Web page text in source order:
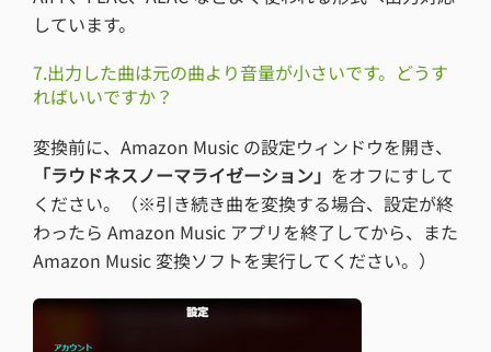
しています。
7.出力した曲は元の曲より音量が小さいです。どうす
ればいいですか？
変換前に、Amazon Music の設定ウィンドウを開き、
「ラウドネスノーマライゼーション」 をオフにすして
ください。（※引き続き曲を変換する場合、設定が終
わったら Amazon Music アプリを終了してから、また
Amazon Music 変換ソフトを実行してください。）